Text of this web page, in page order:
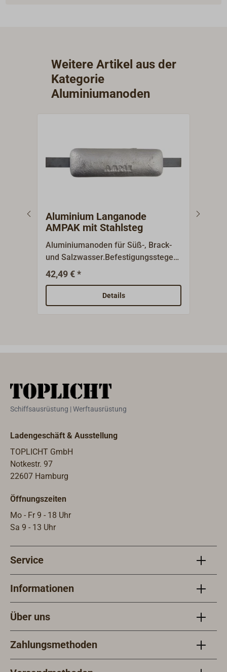
Weitere Artikel aus der
Kategorie
Aluminiumanoden
Aluminium Langanode
AMPAK mit Stahlsteg
Aluminiumanoden für Süß-, Brack-
und Salzwasser.Befestigungsstege
aus Stahl, ungebohrt, zum
Verschweißen am Stahlrumpf.
42,49 € *
Details
Schiffsausrüstung | Werftausrüstung
Ladengeschäft & Ausstellung
TOPLICHT GmbH
Notkestr. 97
22607 Hamburg
Öffnungszeiten
Mo - Fr 9 - 18 Uhr
Sa 9 - 13 Uhr
Service
Informationen
Über uns
Zahlungsmethoden